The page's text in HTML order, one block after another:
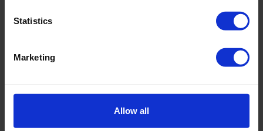
Statistics
Marketing
Allow all
Monster lengte